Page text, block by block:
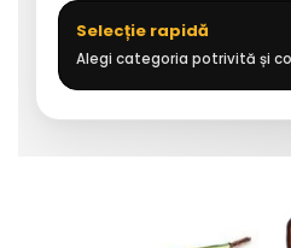
Selecție rapidă
Alegi categoria potrivită și